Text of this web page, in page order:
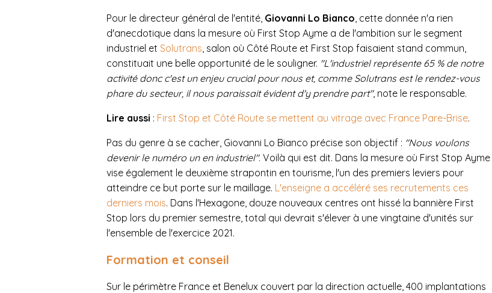
Pour le directeur général de l'entité, Giovanni Lo Bianco , cette donnée n'a rien
d'anecdotique dans la mesure où First Stop Ayme a de l'ambition sur le segment
industriel et Solutrans , salon où Côté Route et First Stop faisaient stand commun,
constituait une belle opportunité de le souligner. "L'industriel représente 65 % de notre
activité donc c'est un enjeu crucial pour nous et, comme Solutrans est le rendez-vous
phare du secteur, il nous paraissait évident d'y prendre part", note le responsable.
Lire aussi : First Stop et Côté Route se mettent au vitrage avec France Pare-Brise.
Pas du genre à se cacher, Giovanni Lo Bianco précise son objectif : "Nous voulons
devenir le numéro un en industriel". Voilà qui est dit. Dans la mesure où First Stop Ayme
vise également le deuxième strapontin en tourisme, l'un des premiers leviers pour
atteindre ce but porte sur le maillage. L'enseigne a accéléré ses recrutements ces
derniers mois. Dans l'Hexagone, douze nouveaux centres ont hissé la bannière First
Stop lors du premier semestre, total qui devrait s'élever à une vingtaine d'unités sur
l'ensemble de l'exercice 2021.
Formation et conseil
Sur le périmètre France et Benelux couvert par la direction actuelle, 400 implantations